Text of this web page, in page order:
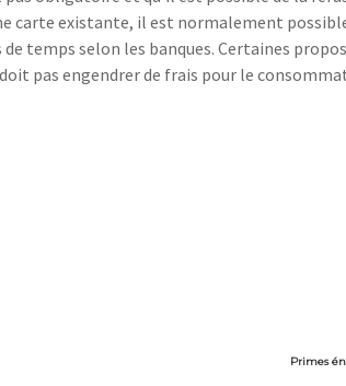
carte existante, il est normalement
temps selon les banques. Certaines
pas engendrer de frais pour le
Primes